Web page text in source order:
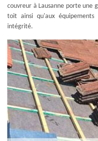
couvreur à Lausanne porte une
toit ainsi qu'aux
intégrité.